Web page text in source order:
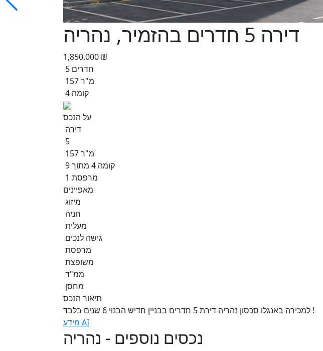
דירה 5 חדרים בהזמיר, נהריה
1,850,000 ₪
5 חדרים
157 מ"ר
קומה 4
על הנכס
דירה
5
157 מ"ר
קומה 4 מתוך 9
1 מרפסת
מאפיינים
מיזוג
חניה
מעלית
גישה לנכים
מרפסת
משופצת
ממ"ד
מחסן
תיאור הנכס
למכירה באנגלו סכסון נהריה דירת 5 חדרים בבניין חדיש הבנוי 6 שנים בלבד !
מידע AI
נכסים נוספים - נהריה